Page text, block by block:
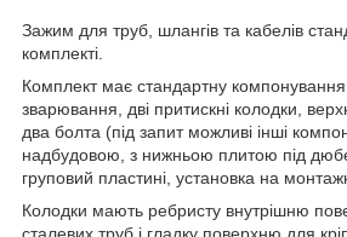
Зажим для труб, шлангів та кабелів
комплекті.
Комплект має стандартну
зварювання, дві притискні колодки,
два болта (під запит можливі інші
надбудовою, з нижньою плитою під
груповий пластині, установка на
Колодки мають ребристу внутрішню
сталевих труб і гладку поверхню для